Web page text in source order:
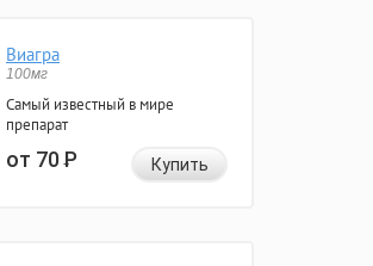
Виагра
100мг
Самый известный в мире
препарат
от 70Р Купить